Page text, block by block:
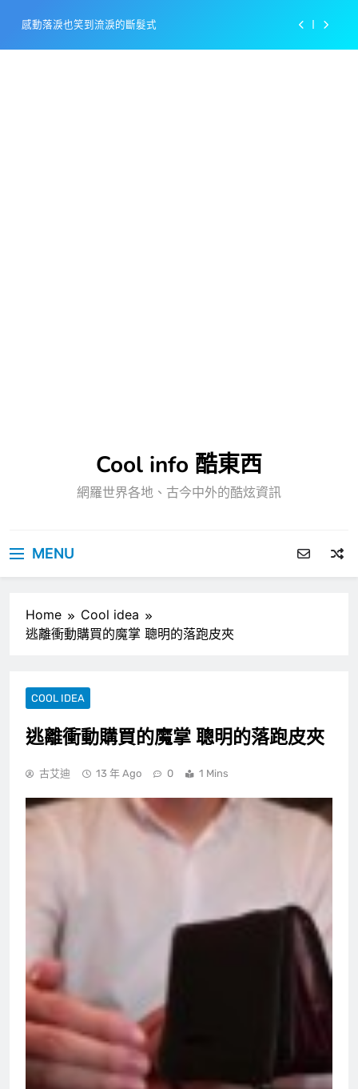
content
感動落淚也笑到流淚的斷髮式
Cool info 酷東西
網羅世界各地、古今中外的酷炫資訊
MENU
Home
Cool idea
逃離衝動購買的魔掌 聰明的落跑皮夾
COOL IDEA
逃離衝動購買的魔掌 聰明的落跑皮夾
古艾迪 13 年 Ago 0 1 Mins